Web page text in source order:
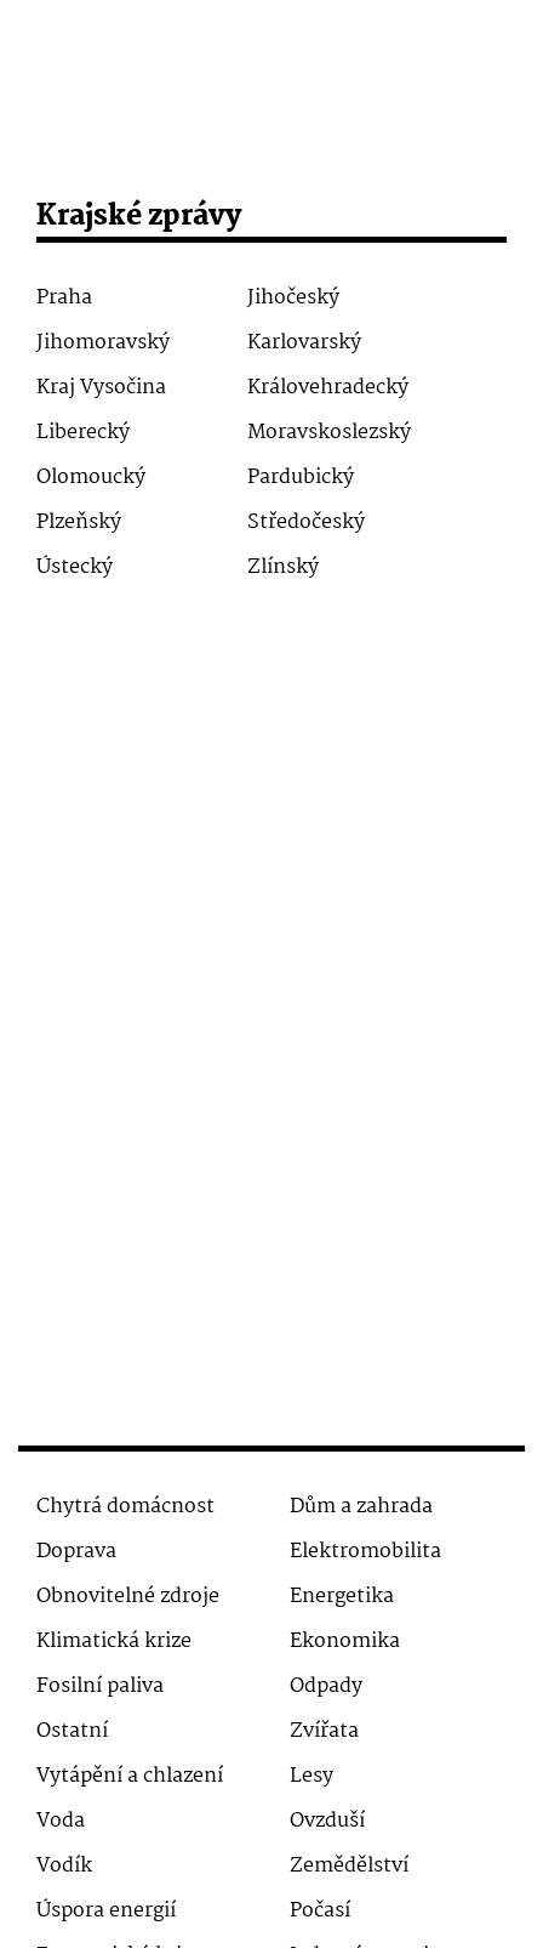
Krajské zprávy
Praha
Jihočeský
Jihomoravský
Karlovarský
Kraj Vysočina
Královehradecký
Liberecký
Moravskoslezský
Olomoucký
Pardubický
Plzeňský
Středočeský
Ústecký
Zlínský
Chytrá domácnost
Dům a zahrada
Doprava
Elektromobilita
Obnovitelné zdroje
Energetika
Klimatická krize
Ekonomika
Fosilní paliva
Odpady
Ostatní
Zvířata
Vytápění a chlazení
Lesy
Voda
Ovzduší
Vodík
Zemědělství
Úspora energií
Počasí